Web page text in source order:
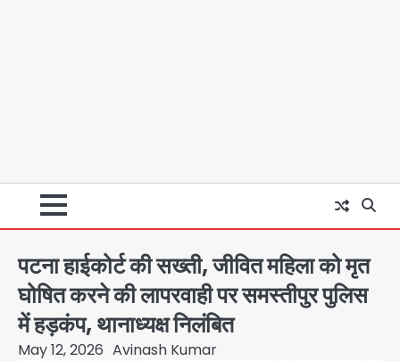
पटना हाईकोर्ट की सख्ती, जीवित महिला को मृत
घोषित करने की लापरवाही पर समस्तीपुर पुलिस
में हड़कंप, थानाध्यक्ष निलंबित
May 12, 2026 Avinash Kumar